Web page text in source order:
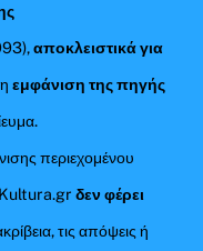
αποκλειστικά για
εμφάνιση της πηγής
περιεχομένου
Kultura.grδεν φέρει
τις απόψεις ή